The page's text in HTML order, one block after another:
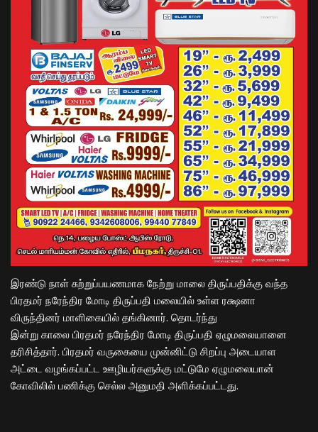
இரண்டு நாள் சுற்றுப்பயணமாக நேற்று மாலை திருப்பதிக்கு வந்த
பிரதமர் நரேந்திர மோடி திருப்பதி மலையில் உள்ள ரக்ஷனா
விருந்தினர் மாளிகையில் தங்கினார். தொடர்ந்து
இன்று காலை பிரதமர் நரேந்திர மோடி திருப்பதி ஏழுமலையானை
தரிசித்தார். பிரதமர் வருகையை முன்னிட்டு சிறப்பு அடையாள
அட்டை வழங்கப்பட்ட ஊழியர்களுக்கு மட்டுமே ஏழுமலையான்
கோவிலில் பணிக்கு செல்ல அனுமதி அளிக்கப்பட்டது.